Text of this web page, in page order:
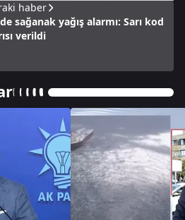
haber
sağanak yağış alarmı: Sarı kod
verildi